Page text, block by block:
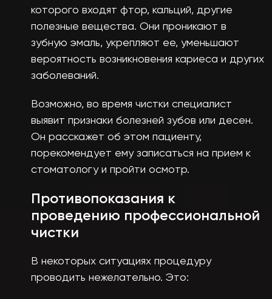
которого входят фтор, кальций, другие
полезные вещества. Они проникают в
зубную эмаль, укрепляют ее, уменьшают
вероятность возникновения кариеса и других
заболеваний.
Возможно, во время чистки специалист
выявит признаки болезней зубов или десен.
Он расскажет об этом пациенту,
порекомендует ему записаться на прием к
стоматологу и пройти осмотр.
Противопоказания к
проведению профессиональной
чистки
В некоторых ситуациях процедуру
проводить нежелательно. Это: